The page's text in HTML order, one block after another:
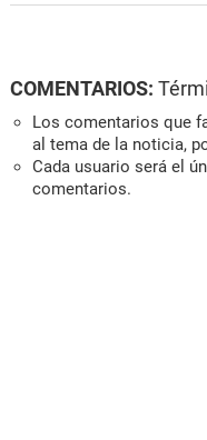
COMENTARIOS:
Los comentarios que
al tema de la noticia,
Cada usuario será el
comentarios.